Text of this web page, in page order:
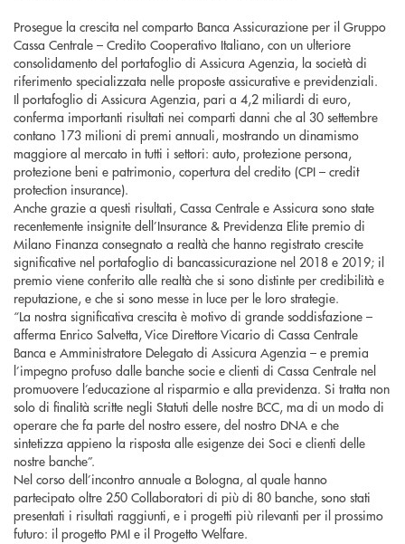
Prosegue la crescita nel comparto Banca Assicurazione per il Gruppo
Cassa Centrale – Credito Cooperativo Italiano, con un ulteriore
consolidamento del portafoglio di Assicura Agenzia, la società di
riferimento specializzata nelle proposte assicurative e previdenziali.
Il portafoglio di Assicura Agenzia, pari a 4,2 miliardi di euro,
conferma importanti risultati nei comparti danni che al 30 settembre
contano 173 milioni di premi annuali, mostrando un dinamismo
maggiore al mercato in tutti i settori: auto, protezione persona,
protezione beni e patrimonio, copertura del credito (CPI – credit
protection insurance).
Anche grazie a questi risultati, Cassa Centrale e Assicura sono state
recentemente insignite dell’Insurance & Previdenza Elite premio di
Milano Finanza consegnato a realtà che hanno registrato crescite
significative nel portafoglio di bancassicurazione nel 2018 e 2019; il
premio viene conferito alle realtà che si sono distinte per credibilità e
reputazione, e che si sono messe in luce per le loro strategie.
“La nostra significativa crescita è motivo di grande soddisfazione –
afferma Enrico Salvetta, Vice Direttore Vicario di Cassa Centrale
Banca e Amministratore Delegato di Assicura Agenzia – e premia
l’impegno profuso dalle banche socie e clienti di Cassa Centrale nel
promuovere l’educazione al risparmio e alla previdenza. Si tratta non
solo di finalità scritte negli Statuti delle nostre BCC, ma di un modo di
operare che fa parte del nostro essere, del nostro DNA e che
sintetizza appieno la risposta alle esigenze dei Soci e clienti delle
nostre banche”.
Nel corso dell’incontro annuale a Bologna, al quale hanno
partecipato oltre 250 Collaboratori di più di 80 banche, sono stati
presentati i risultati raggiunti, e i progetti più rilevanti per il prossimo
futuro: il progetto PMI e il Progetto Welfare.